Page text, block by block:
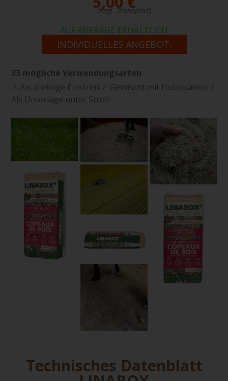
(zzgl. Transport)
AUF ANFRAGE ERHÄLTLICH
INDIVIDUELLES ANGEBOT.
33 mögliche Verwendungsarten
✓ Als alleinige Einstreu ✓ Gemischt mit Holzspänen ✓
Als Unterlage unter Stroh
Technisches Datenblatt